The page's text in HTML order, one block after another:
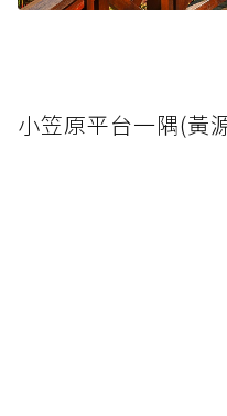
小笠原平台一隅(黃